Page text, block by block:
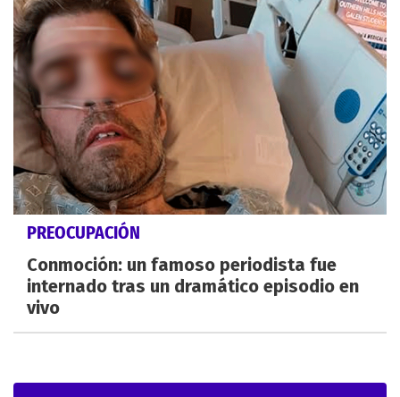
PREOCUPACIÓN
Conmoción: un famoso periodista fue
internado tras un dramático episodio en
vivo